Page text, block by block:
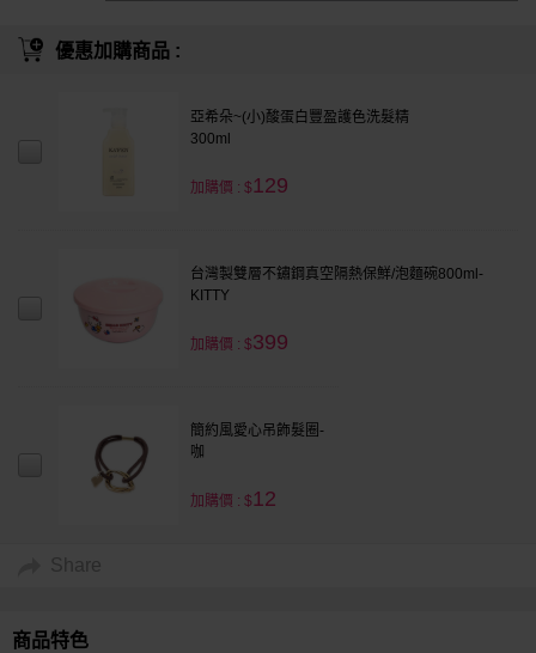
優惠加購商品 :
亞希朵~(小)酸蛋白豐盈護色洗髮精
300ml
加購價 : $129
台灣製雙層不鏽鋼真空隔熱保鮮/泡麵碗800ml-
KITTY
加購價 : $399
簡約風愛心吊飾髮圈-
咖
加購價 : $12
Share
商品特色